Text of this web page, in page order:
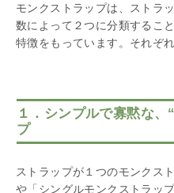
モンクストラップは、ストラ
数によって２つに分類するこ
特徴をもっています。それぞ
１．シンプルで寡黙な
プ
ストラップが１つのモンクス
や「シングルモンクストラッ